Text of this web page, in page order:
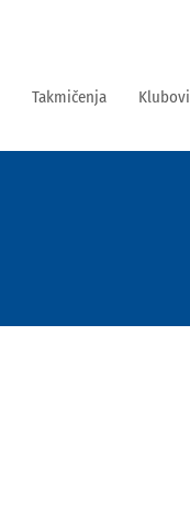
Takmičenja Klubovi